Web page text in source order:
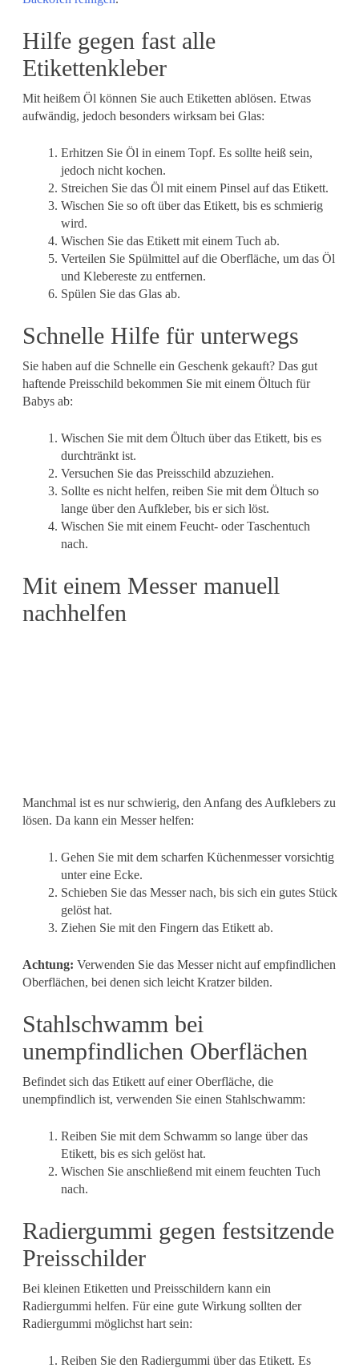
Hilfe gegen fast alle
Etikettenkleber
Mit heißem Öl können Sie auch Etiketten ablösen. Etwas
aufwändig, jedoch besonders wirksam bei Glas:
Erhitzen Sie Öl in einem Topf. Es sollte heiß sein,
jedoch nicht kochen.
Streichen Sie das Öl mit einem Pinsel auf das Etikett.
Wischen Sie so oft über das Etikett, bis es schmierig
wird.
Wischen Sie das Etikett mit einem Tuch ab.
Verteilen Sie Spülmittel auf die Oberfläche, um das Öl
und Klebereste zu entfernen.
Spülen Sie das Glas ab.
Schnelle Hilfe für unterwegs
Sie haben auf die Schnelle ein Geschenk gekauft? Das gut
haftende Preisschild bekommen Sie mit einem Öltuch für
Babys ab:
Wischen Sie mit dem Öltuch über das Etikett, bis es
durchtränkt ist.
Versuchen Sie das Preisschild abzuziehen.
Sollte es nicht helfen, reiben Sie mit dem Öltuch so
lange über den Aufkleber, bis er sich löst.
Wischen Sie mit einem Feucht- oder Taschentuch
nach.
Mit einem Messer manuell
nachhelfen
Manchmal ist es nur schwierig, den Anfang des Aufklebers zu
lösen. Da kann ein Messer helfen:
Gehen Sie mit dem scharfen Küchenmesser vorsichtig
unter eine Ecke.
Schieben Sie das Messer nach, bis sich ein gutes Stück
gelöst hat.
Ziehen Sie mit den Fingern das Etikett ab.
Achtung: Verwenden Sie das Messer nicht auf empfindlichen
Oberflächen, bei denen sich leicht Kratzer bilden.
Stahlschwamm bei
unempfindlichen Oberflächen
Befindet sich das Etikett auf einer Oberfläche, die
unempfindlich ist, verwenden Sie einen Stahlschwamm:
Reiben Sie mit dem Schwamm so lange über das
Etikett, bis es sich gelöst hat.
Wischen Sie anschließend mit einem feuchten Tuch
nach.
Radiergummi gegen festsitzende
Preisschilder
Bei kleinen Etiketten und Preisschildern kann ein
Radiergummi helfen. Für eine gute Wirkung sollten der
Radiergummi möglichst hart sein:
Reiben Sie den Radiergummi über das Etikett. Es